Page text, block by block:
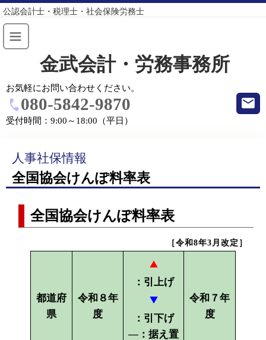
公認会計士・税理士・社会保険労務士
金武会計・労務事務所
お気軽にお問い合わせください。
080-5842-9870
受付時間： 9:00～18:00（平日）
人事社保情報
全国協会けんぽ料率表
全国協会けんぽ料率表
［令和8年3月改定］
都道府
県
令和８年
度
：引上げ
：引下げ
―：据え置
令和７年
度